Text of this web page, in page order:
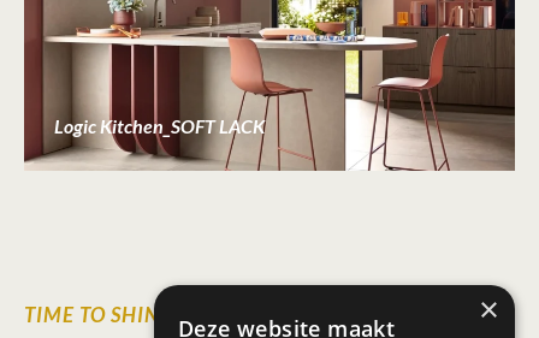
Logic Kitchen_SOFT LACK
TIME TO SHINE ×
Deze website maakt